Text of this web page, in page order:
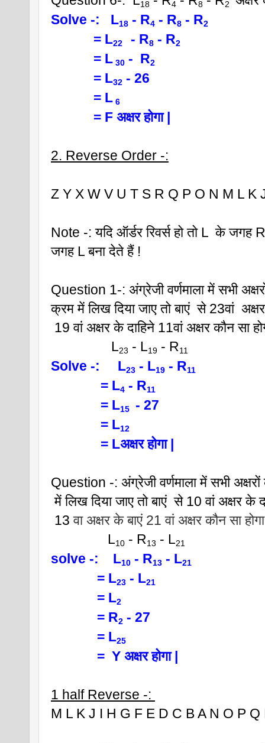
18 4 8 2
Solve -:   L18 - R4 - R8 - R2
= L22 - R8 - R2
= L 30 -  R2
= L32 - 26
= L 6
= F अक्षर होगा |
2. Reverse Order -:
Z Y X W V U T S R Q P O N M L K
Note -: यदि ऑर्डर रिवर्स हो तो L  के
जगह L बना देते हैं !
Question 1-: अंग्रेजी वर्णमाला में सभी
क्रम में लिख दिया जाए तो बाएं  से 23वां
19 वां अक्षर के दाहिने 11वां अक्षर कौन सा
L23 - L19 - R11
Solve -:     L23 - L19 - R11
= L4 - R11
= L15
- 27
= L12
= Lअक्षर होगा |
Question -: अंग्रेजी वर्णमाला में सभी
में लिख दिया जाए तो बाएं  से 10 वां अक्षर के
13 वा अक्षर के बाएं 21 वां अक्षर कौन सा
L10 - R13 - L21
solve -:    L10 - R13 - L21
= L23 - L21
= L2
= R2 - 27
= L25
=  Y अक्षर होगा |
1 half Reverse -:
M L K J I H G F E D C B A N O P